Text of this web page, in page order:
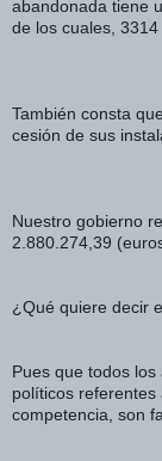
abandonada tiene
de los cuales,
También consta
cesión de sus
Nuestro gobierno
2.880.274,39
¿Qué quiere decir
Pues que todos
políticos
competencia, son